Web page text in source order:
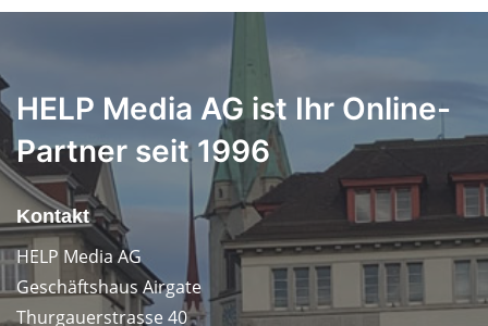
HELP Media AG ist Ihr Online-
Partner seit 1996
Kontakt
HELP Media AG
Geschäftshaus Airgate
Thurgauerstrasse 40